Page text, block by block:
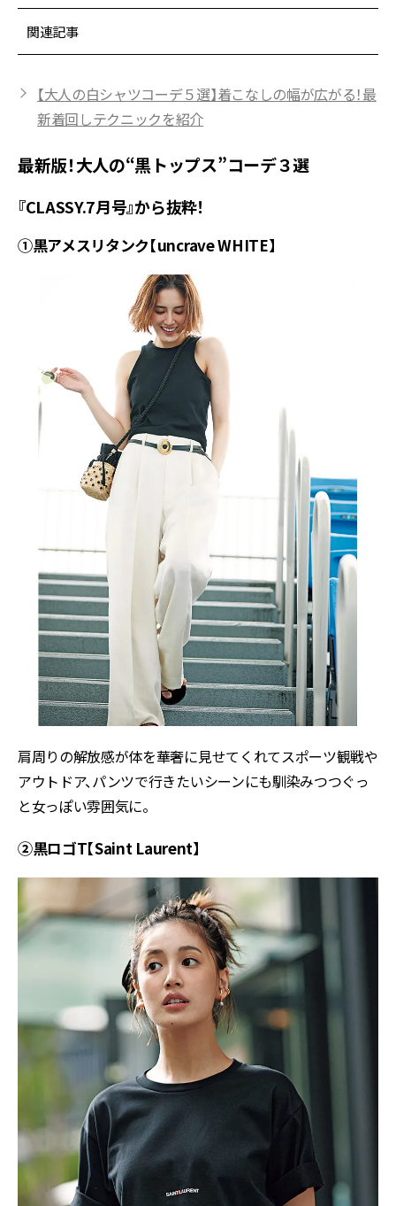
関連記事
【大人の白シャツコーデ５選】着こなしの幅が広がる！最
新着回しテクニックを紹介
最新版！大人の“黒トップス”コーデ３選
『CLASSY.7月号』から抜粋！
①黒アメスリタンク【uncrave WHITE】
肩周りの解放感が体を華奢に見せてくれてスポーツ観戦や
アウトドア、パンツで行きたいシーンにも馴染みつつぐっ
と女っぽい雰囲気に。
②黒ロゴT【Saint Laurent】